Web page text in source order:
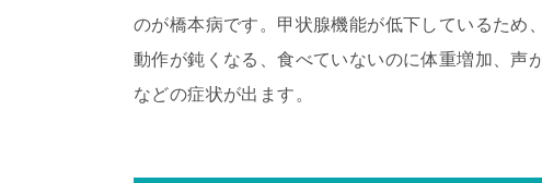
のが橋本病です。甲状腺機能が低下しているため
動作が鈍くなる、食べていないのに体重増加、声
などの症状が出ます。